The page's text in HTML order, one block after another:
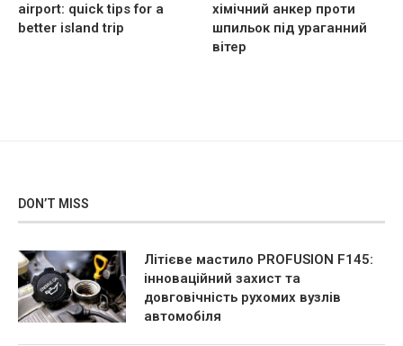
airport: quick tips for a
better island trip
хімічний анкер проти
шпильок під ураганний
вітер
DON’T MISS
Літієве мастило PROFUSION F145:
інноваційний захист та
довговічність рухомих вузлів
автомобіля